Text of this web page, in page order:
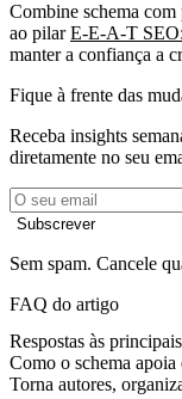
Combine schema
ao pilarE-E-A-T
manter a confiança a
Fique à frente das
Receba insights
diretamente no seu
Subscrever
Sem spam. Cancele
FAQ do artigo
Respostas às
Como o schema
Torna autores,